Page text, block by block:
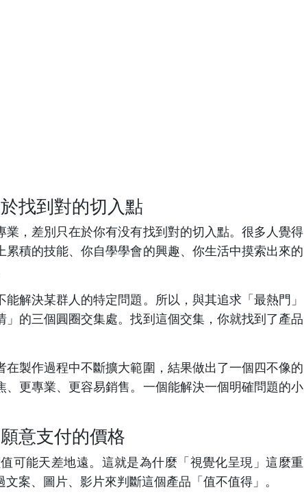
找到對的切入點
，差別只在於你有没有找到對的切入點。很多人覺得
積的技能、你自學學會的興趣、你生活中摸索出來的
解決某群人的特定問題。所以，與其追求「最熱門」
的三個圓圈交集處。找到這個交集，你就找到了產品
製作過程中不斷擴大範圍，結果做出了一個四不像的
更專業、更容易銷售。一個能解決一個明確問題的小
意支付的價格
可能天差地遠。這就是為什麼「視覺化呈現」這麼重
案、圖片、影片來判斷這個產品「值不值得」。